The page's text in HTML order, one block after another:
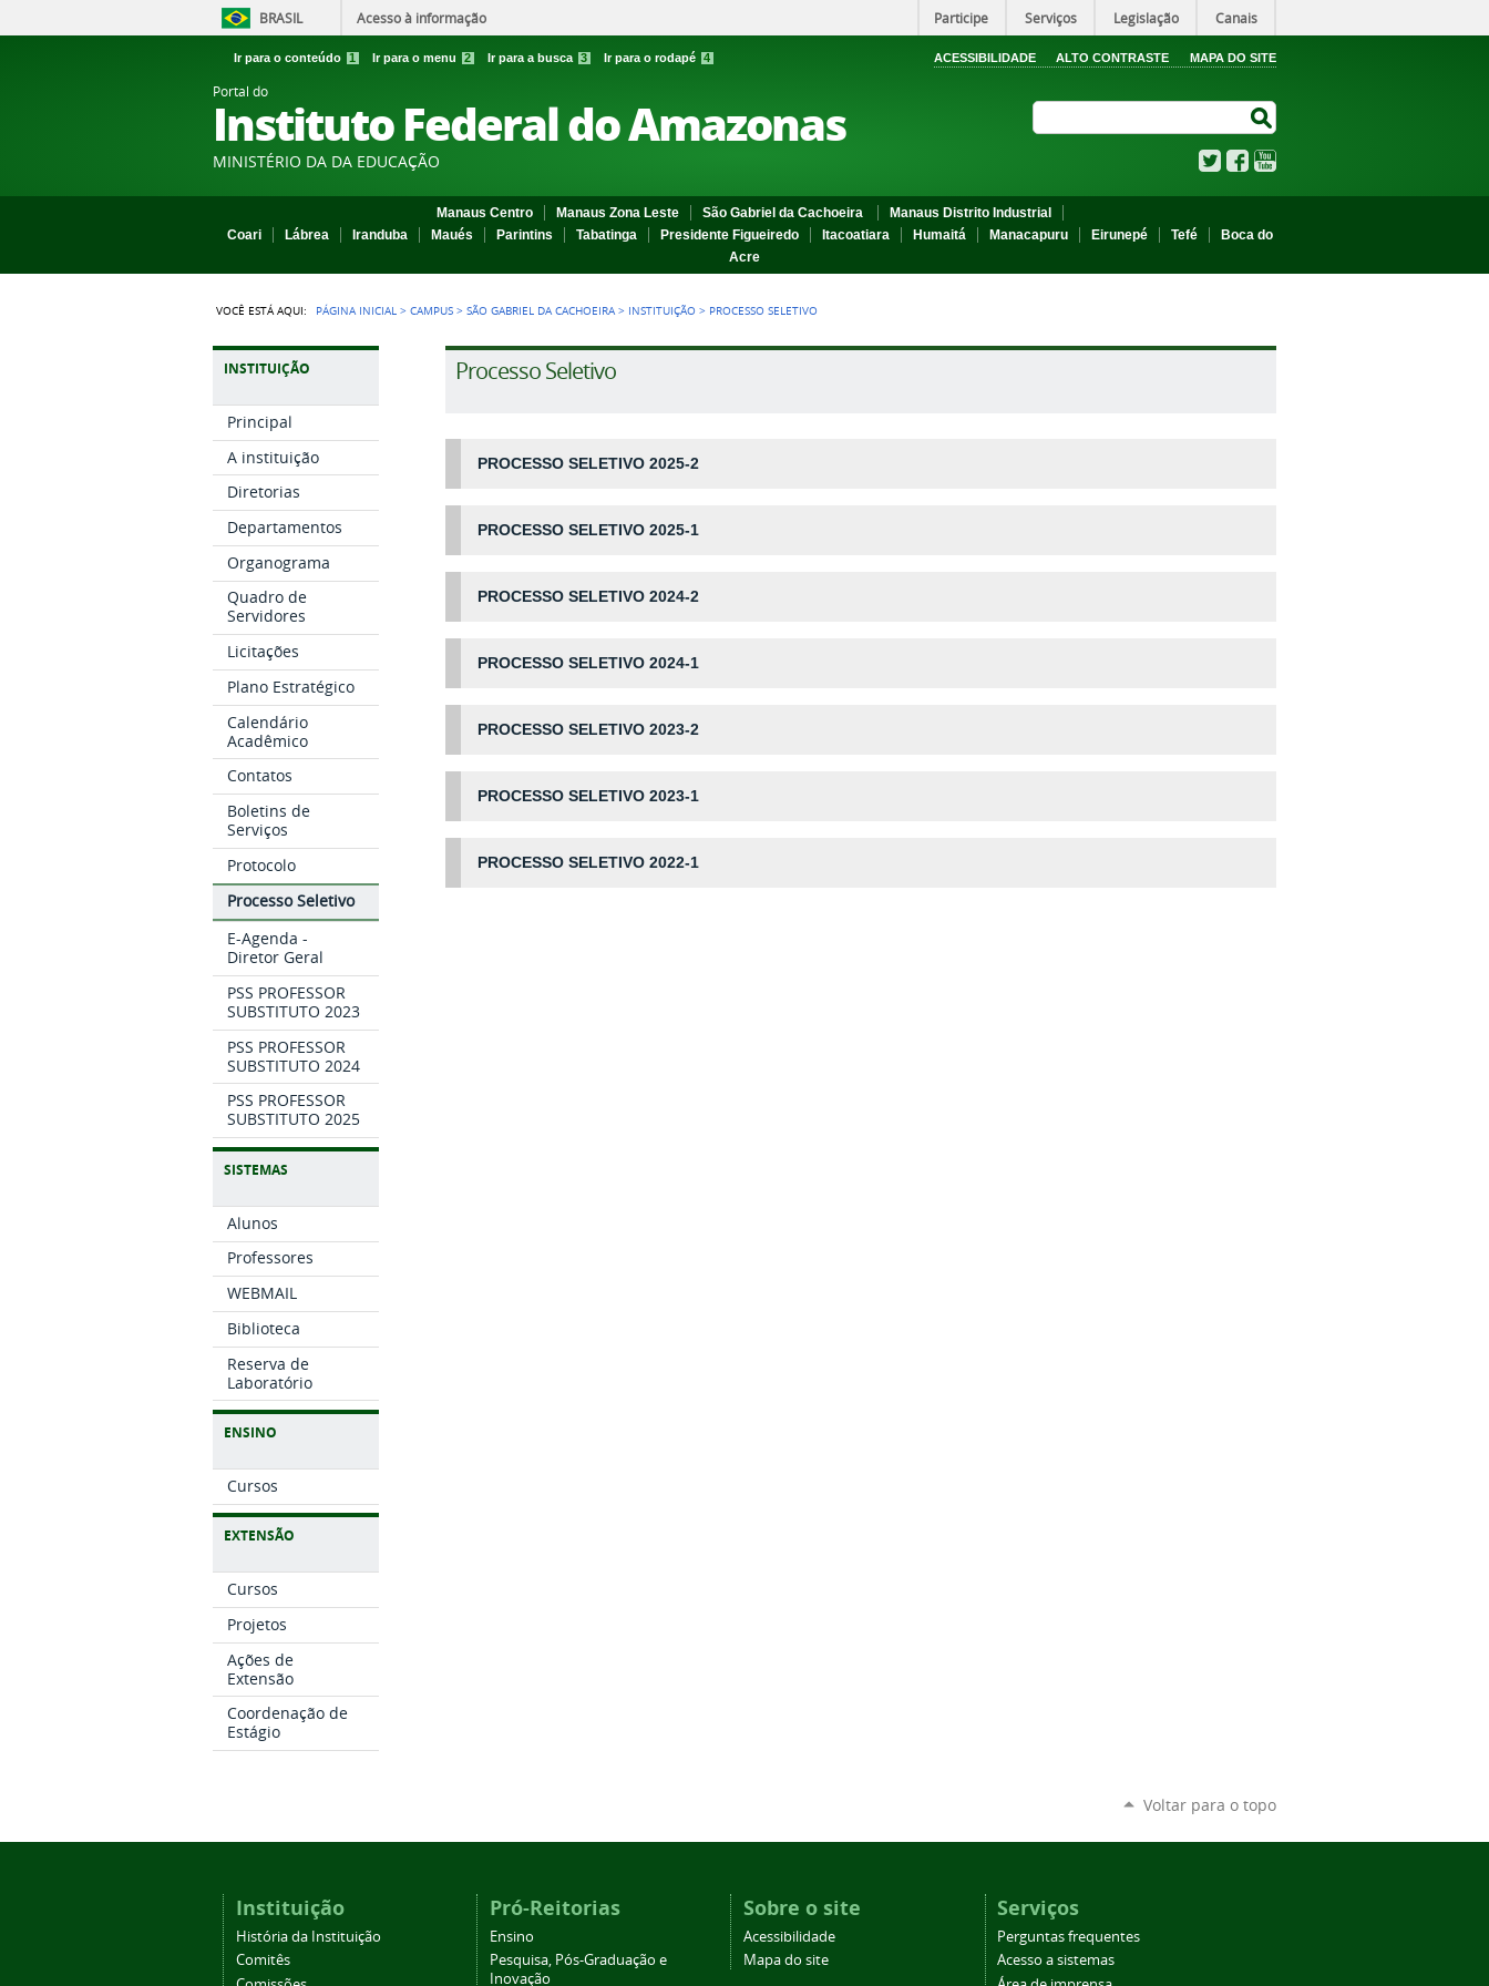
BRASIL Acesso à informação Participe Serviços Legislação Canais
Ir para o conteúdo 1 Ir para o menu 2 Ir para a busca 3 Ir para o rodapé 4 ACESSIBILIDADE ALTO CONTRASTE MAPA DO SITE
Portal do
Instituto Federal do Amazonas
MINISTÉRIO DA DA EDUCAÇÃO TwitterFacebook
Manaus Centro Manaus Zona Leste São Gabriel da Cachoeira
Manaus Distrito Industrial
Coari
Lábrea Iranduba Maués Parintins Tabatinga Presidente Figueiredo Itacoatiara Humaitá Manacapuru Eirunepé Tefé
Boca do
Acre
VOCÊ ESTÁ AQUI: PÁGINA INICIAL >CAMPUS >SÃO GABRIEL DA CACHOEIRA > INSTITUIÇÃO > PROCESSO SELETIVO
INSTITUIÇÃO
Principal
A instituição
Diretorias
Departamentos
Organograma
Quadro de
Servidores
Licitações
Plano Estratégico
Calendário
Acadêmico
Contatos
Boletins de
Serviços
Protocolo
Processo Seletivo
E-Agenda -
Diretor Geral
PSS PROFESSOR
SUBSTITUTO 2023
PSS PROFESSOR
SUBSTITUTO 2024
PSS PROFESSOR
SUBSTITUTO 2025
SISTEMAS
Alunos
Professores
WEBMAIL
Biblioteca
Reserva de
Laboratório
ENSINO
Cursos
EXTENSÃO
Cursos
Projetos
Ações de
Extensão
Coordenação de
Estágio
Processo Seletivo
PROCESSO SELETIVO 2025-2
PROCESSO SELETIVO 2025-1
PROCESSO SELETIVO 2024-2
PROCESSO SELETIVO 2024-1
PROCESSO SELETIVO 2023-2
PROCESSO SELETIVO 2023-1
PROCESSO SELETIVO 2022-1
Voltar para o topo
Instituição
História da Instituição
Comitês
Pró-Reitorias
Ensino
Pesquisa, Pós-Graduação e
Inovação
Sobre o site
Acessibilidade
Mapa do site
Serviços
Perguntas frequentes
Acesso a sistemas